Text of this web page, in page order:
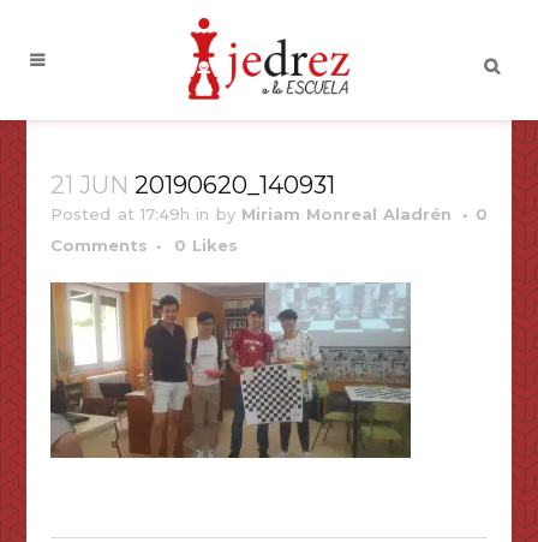
21 JUN 20190620_140931
Posted at 17:49h in by Miriam Monreal Aladrén
0
Comments
0 Likes